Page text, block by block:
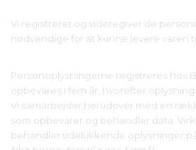
Vi registrerer og videregiver de
nødvendige for at kunne levere varen
Personoplysningerne registreres hos
opbevares i fem år, hvorefter
Vi samarbejder herudover med en
som opbevarer og behandler data.
behandler udelukkende oplysninger